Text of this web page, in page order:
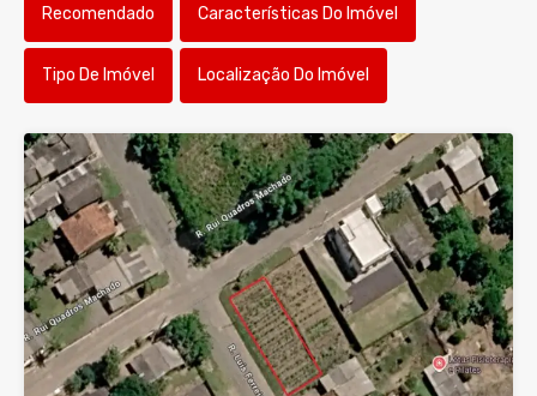
Recomendado Características Do Imóvel
Tipo De Imóvel Localização Do Imóvel